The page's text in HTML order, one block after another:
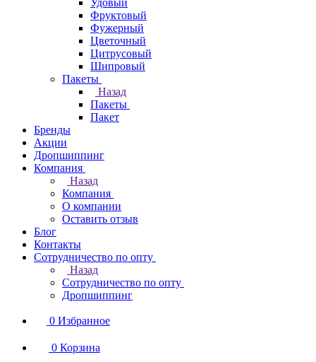
Удовый
Фруктовый
Фужерный
Цветочный
Цитрусовый
Шипровый
Пакеты
Назад
Пакеты
Пакет
Бренды
Акции
Дропшиппинг
Компания
Назад
Компания
О компании
Оставить отзыв
Блог
Контакты
Сотрудничество по опту
Назад
Сотрудничество по опту
Дропшиппинг
0 Избранное
0 Корзина